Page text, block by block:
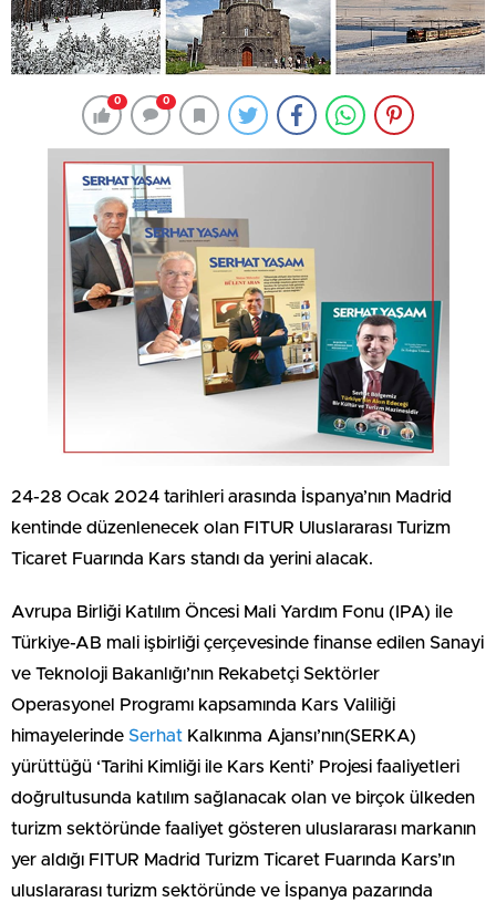
0 0
24-28 Ocak 2024 tarihleri arasında İspanya’nın Madrid
kentinde düzenlenecek olan FITUR Uluslararası Turizm
Ticaret Fuarında Kars standı da yerini alacak.
Avrupa Birliği Katılım Öncesi Mali Yardım Fonu (IPA) ile
Türkiye-AB mali işbirliği çerçevesinde finanse edilen Sanayi
ve Teknoloji Bakanlığı’nın Rekabetçi Sektörler
Operasyonel Programı kapsamında Kars Valiliği
himayelerinde Serhat Kalkınma Ajansı’nın(SERKA)
yürüttüğü ‘Tarihi Kimliği ile Kars Kenti’ Projesi faaliyetleri
doğrultusunda katılım sağlanacak olan ve birçok ülkeden
turizm sektöründe faaliyet gösteren uluslararası markanın
yer aldığı FITUR Madrid Turizm Ticaret Fuarında Kars’ın
uluslararası turizm sektöründe ve İspanya pazarında